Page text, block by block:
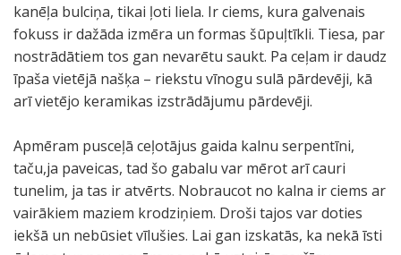
kanēļa bulciņa, tikai ļoti liela. Ir ciems, kura galvenais
fokuss ir dažāda izmēra un formas šūpuļtīkli. Tiesa, par
nostrādātiem tos gan nevarētu saukt. Pa ceļam ir daudz
īpaša vietējā našķa – riekstu vīnogu sulā pārdevēji, kā
arī vietējo keramikas izstrādājumu pārdevēji.
Apmēram pusceļā ceļotājus gaida kalnu serpentīni,
taču,ja paveicas, tad šo gabalu var mērot arī cauri
tunelim, ja tas ir atvērts. Nobraucot no kalna ir ciems ar
vairākiem maziem krodziņiem. Droši tajos var doties
iekšā un nebūsiet vīlušies. Lai gan izskatās, ka nekā īsti